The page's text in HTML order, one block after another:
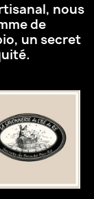
nous
de
un secret